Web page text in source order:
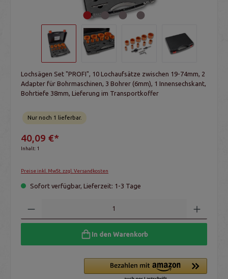
Lochsägen Set "PROFI", 10 Lochaufsätze zwischen 19-74mm, 2
Adapter für Bohrmaschinen, 3 Bohrer (6mm), 1 Innensechskant,
Bohrtiefe 38mm, Lieferung im Transportkoffer
Nur noch 1 lieferbar.
40,09 €*
Inhalt: 1
Preise inkl. MwSt. zzgl. Versandkosten
Sofort verfügbar, Lieferzeit: 1-3 Tage
In den Warenkorb